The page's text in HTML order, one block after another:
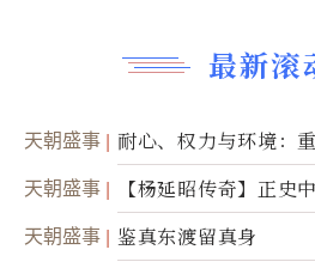
最新滚
天朝盛事 耐心、权力与环境：
天朝盛事 【杨延昭传奇】正史
天朝盛事 鉴真东渡留真身